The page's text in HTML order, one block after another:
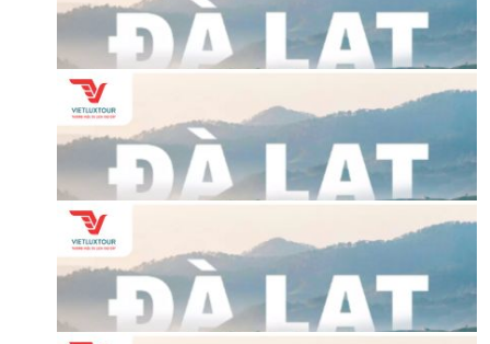
COT-SD
Khởi hành:theo yêu cầu
- Đi: 3 Ngày - 2 Đêm
1,540,000 đ
đà lạt (euro garden - cafe trạm ký ức - samten hill)
TNA12633-20092025-SD
Khởi hành:20/09/2025 -Đi: 3 Ngày - 2 Đêm
4,990,000 đ
đà lạt (euro garden - cafe trạm ký ức - samten hill)
TNA12633-23082025-SD
Khởi hành:23/08/2025 -Đi: 3 Ngày - 2 Đêm
4,990,000 đ